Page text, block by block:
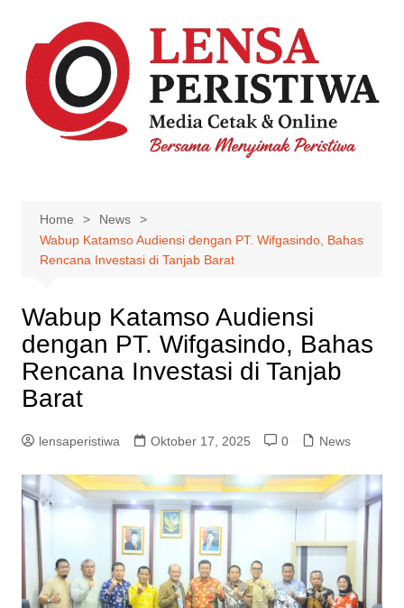
content
Home
News
Wabup Katamso Audiensi dengan PT. Wifgasindo, Bahas
Rencana Investasi di Tanjab Barat
Wabup Katamso Audiensi
dengan PT. Wifgasindo, Bahas
Rencana Investasi di Tanjab
Barat
lensaperistiwa Oktober 17, 2025 0 News